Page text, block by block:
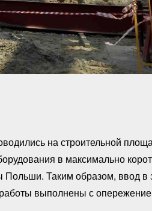
на строительной
в максимально
Польши. Таким образом,
выполнены с